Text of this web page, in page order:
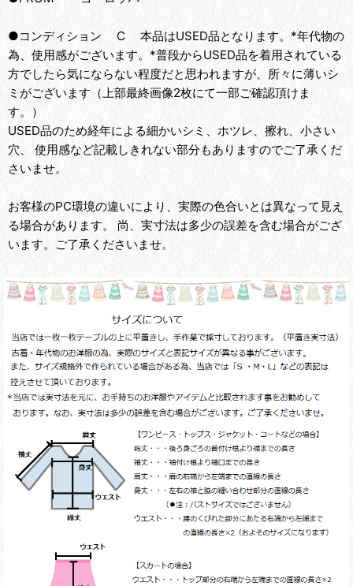
●コンディション C 本品はUSED品となります。*年代物の
為、使用感がございます。*普段からUSED品を着用されている
方でしたら気にならない程度だと思われますが、所々に薄いシ
ミがございます（上部最終画像2枚にて一部ご確認頂けま
す。）
USED品のため経年による細かいシミ、ホツレ、擦れ、小さい
穴、 使用感など記載しきれない部分もありますのでご了承くだ
さいませ。
お客様のPC環境の違いにより、実際の色合いとは異なって見え
る場合があります。 尚、実寸法は多少の誤差を含む場合がござ
います。ご了承くださいませ。